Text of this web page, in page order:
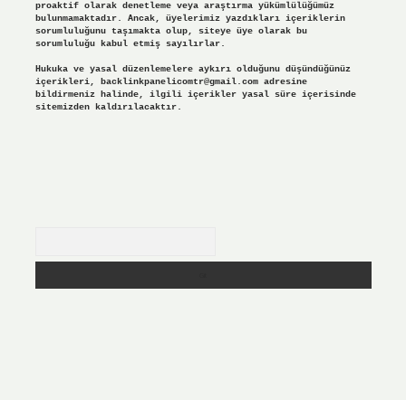
proaktif olarak denetleme veya araştırma yükümlülüğümüz
bulunmamaktadır. Ancak, üyelerimiz yazdıkları içeriklerin
sorumluluğunu taşımakta olup, siteye üye olarak bu
sorumluluğu kabul etmiş sayılırlar.
Hukuka ve yasal düzenlemelere aykırı olduğunu düşündüğünüz
içerikleri, backlinkpanelicomtr@gmail.comadresine
bildirmeniz halinde, ilgili içerikler yasal süre içerisinde
sitemizden kaldırılacaktır.